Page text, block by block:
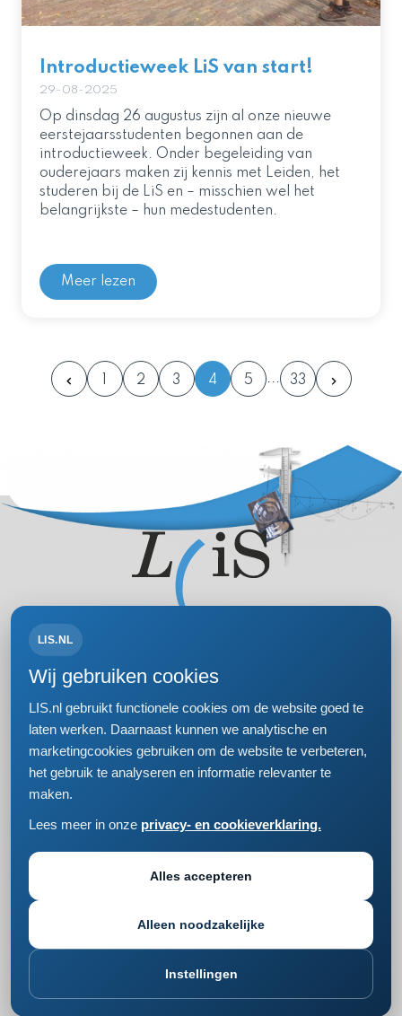
Introductieweek LiS van start!
29-08-2025
Op dinsdag 26 augustus zijn al onze nieuwe
eerstejaarsstudenten begonnen aan de
introductieweek. Onder begeleiding van
ouderejaars maken zij kennis met Leiden, het
studeren bij de LiS en – misschien wel het
belangrijkste – hun medestudenten.
Meer lezen
1 2 3 4 5 33
Volg ons op:
Bezoek- en postadres
Einsteinweg 61
2333 CC Leiden
+31 (0)71 5681168
Privacy- en cookieverklaring
Responsible disclosure
Cookie instellingen wijzigen
LIS.NL
Wij gebruiken cookies
LIS.nl gebruikt functionele cookies om de website goed te
laten werken. Daarnaast kunnen we analytische en
marketingcookies gebruiken om de website te verbeteren,
het gebruik te analyseren en informatie relevanter te
maken.
Lees meer in onze privacy- en cookieverklaring.
Alles accepteren
Alleen noodzakelijke
Instellingen